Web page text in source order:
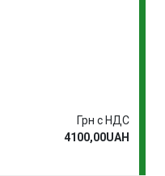
Грн с НДС
4100,00UAH